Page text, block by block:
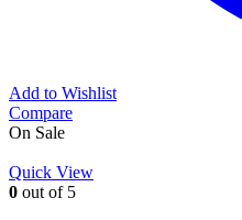
Add to Wishlist
Compare
On Sale
Quick View
0 out of 5